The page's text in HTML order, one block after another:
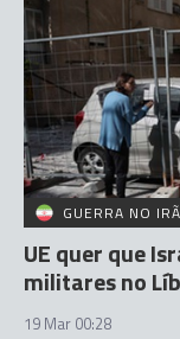
GUERRA NO
UE quer que
militares no
19 Mar 00:28